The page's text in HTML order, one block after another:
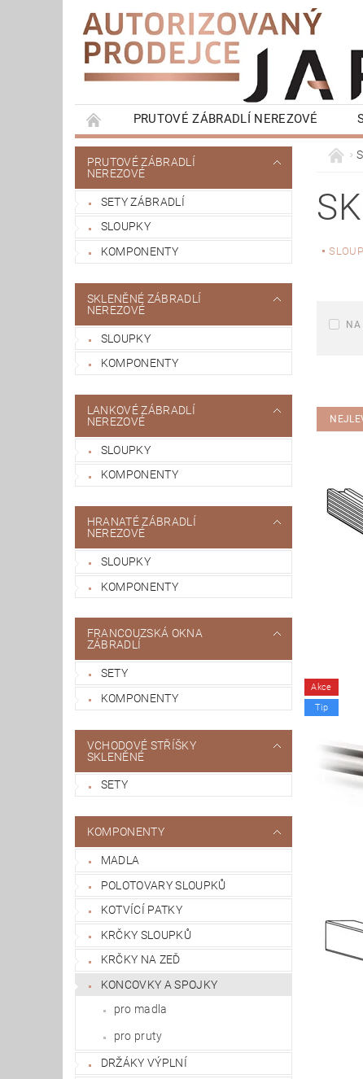
PRUTOVÉ ZÁBRADLÍ NEREZOVÉ
HRANATÉ ZÁBRADLÍ NEREZOVÉ
MADLA NA ZEĎ
PRUTOVÉ ZÁBRADLÍ
NEREZOVÉ
SETY ZÁBRADLÍ
SLOUPKY
KOMPONENTY
SKLENĚNÉ ZÁBRADLÍ
NEREZOVÉ
SLOUPKY
KOMPONENTY
LANKOVÉ ZÁBRADLÍ
NEREZOVÉ
SLOUPKY
KOMPONENTY
HRANATÉ ZÁBRADLÍ
NEREZOVÉ
SLOUPKY
KOMPONENTY
FRANCOUZSKÁ OKNA
ZÁBRADLÍ
SETY
KOMPONENTY
VCHODOVÉ STŘÍŠKY
SKLENĚNÉ
SETY
KOMPONENTY
MADLA
POLOTOVARY SLOUPKŮ
KOTVÍCÍ PATKY
KRČKY SLOUPKŮ
KRČKY NA ZEĎ
KONCOVKY A SPOJKY
pro madla
pro pruty
DRŽÁKY VÝPLNÍ
NA
Akce
Tip